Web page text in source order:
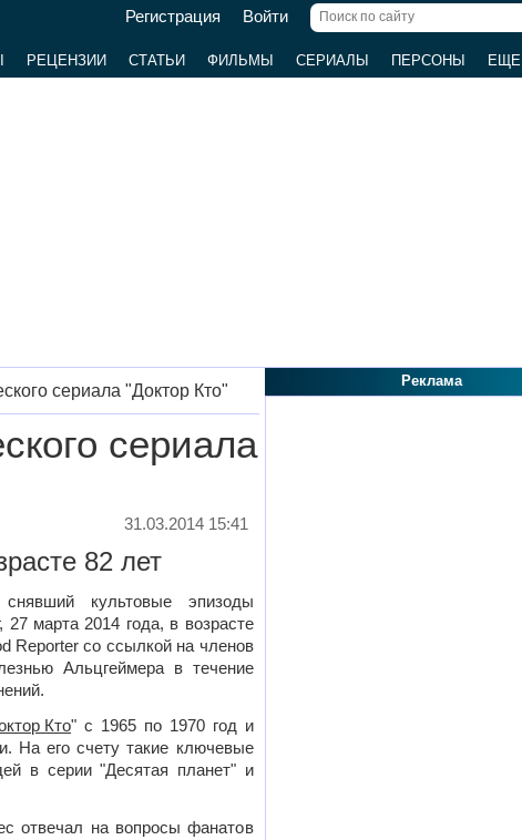
Регистрация Войти
РЕЦЕНЗИИ СТАТЬИ ФИЛЬМЫ СЕРИАЛЫ ПЕРСОНЫ ЕЩЕ
сериала "Доктор Кто"
сериала
31.03.2014 15:41
82 лет
культовые эпизоды
27 марта 2014 года, в возрасте
Reporter со ссылкой на членов
Альцгеймера в течение
Кто" с 1965 по 1970 год и
На его счету такие ключевые
в серии "Десятая планет" и
отвечал на вопросы фанатов
Реклама